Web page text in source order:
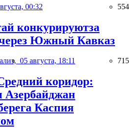
00:32 554
конкурируютза
Южный Кавказ
05 августа, 18:11 715
коридор:
Азербайджан
Каспия